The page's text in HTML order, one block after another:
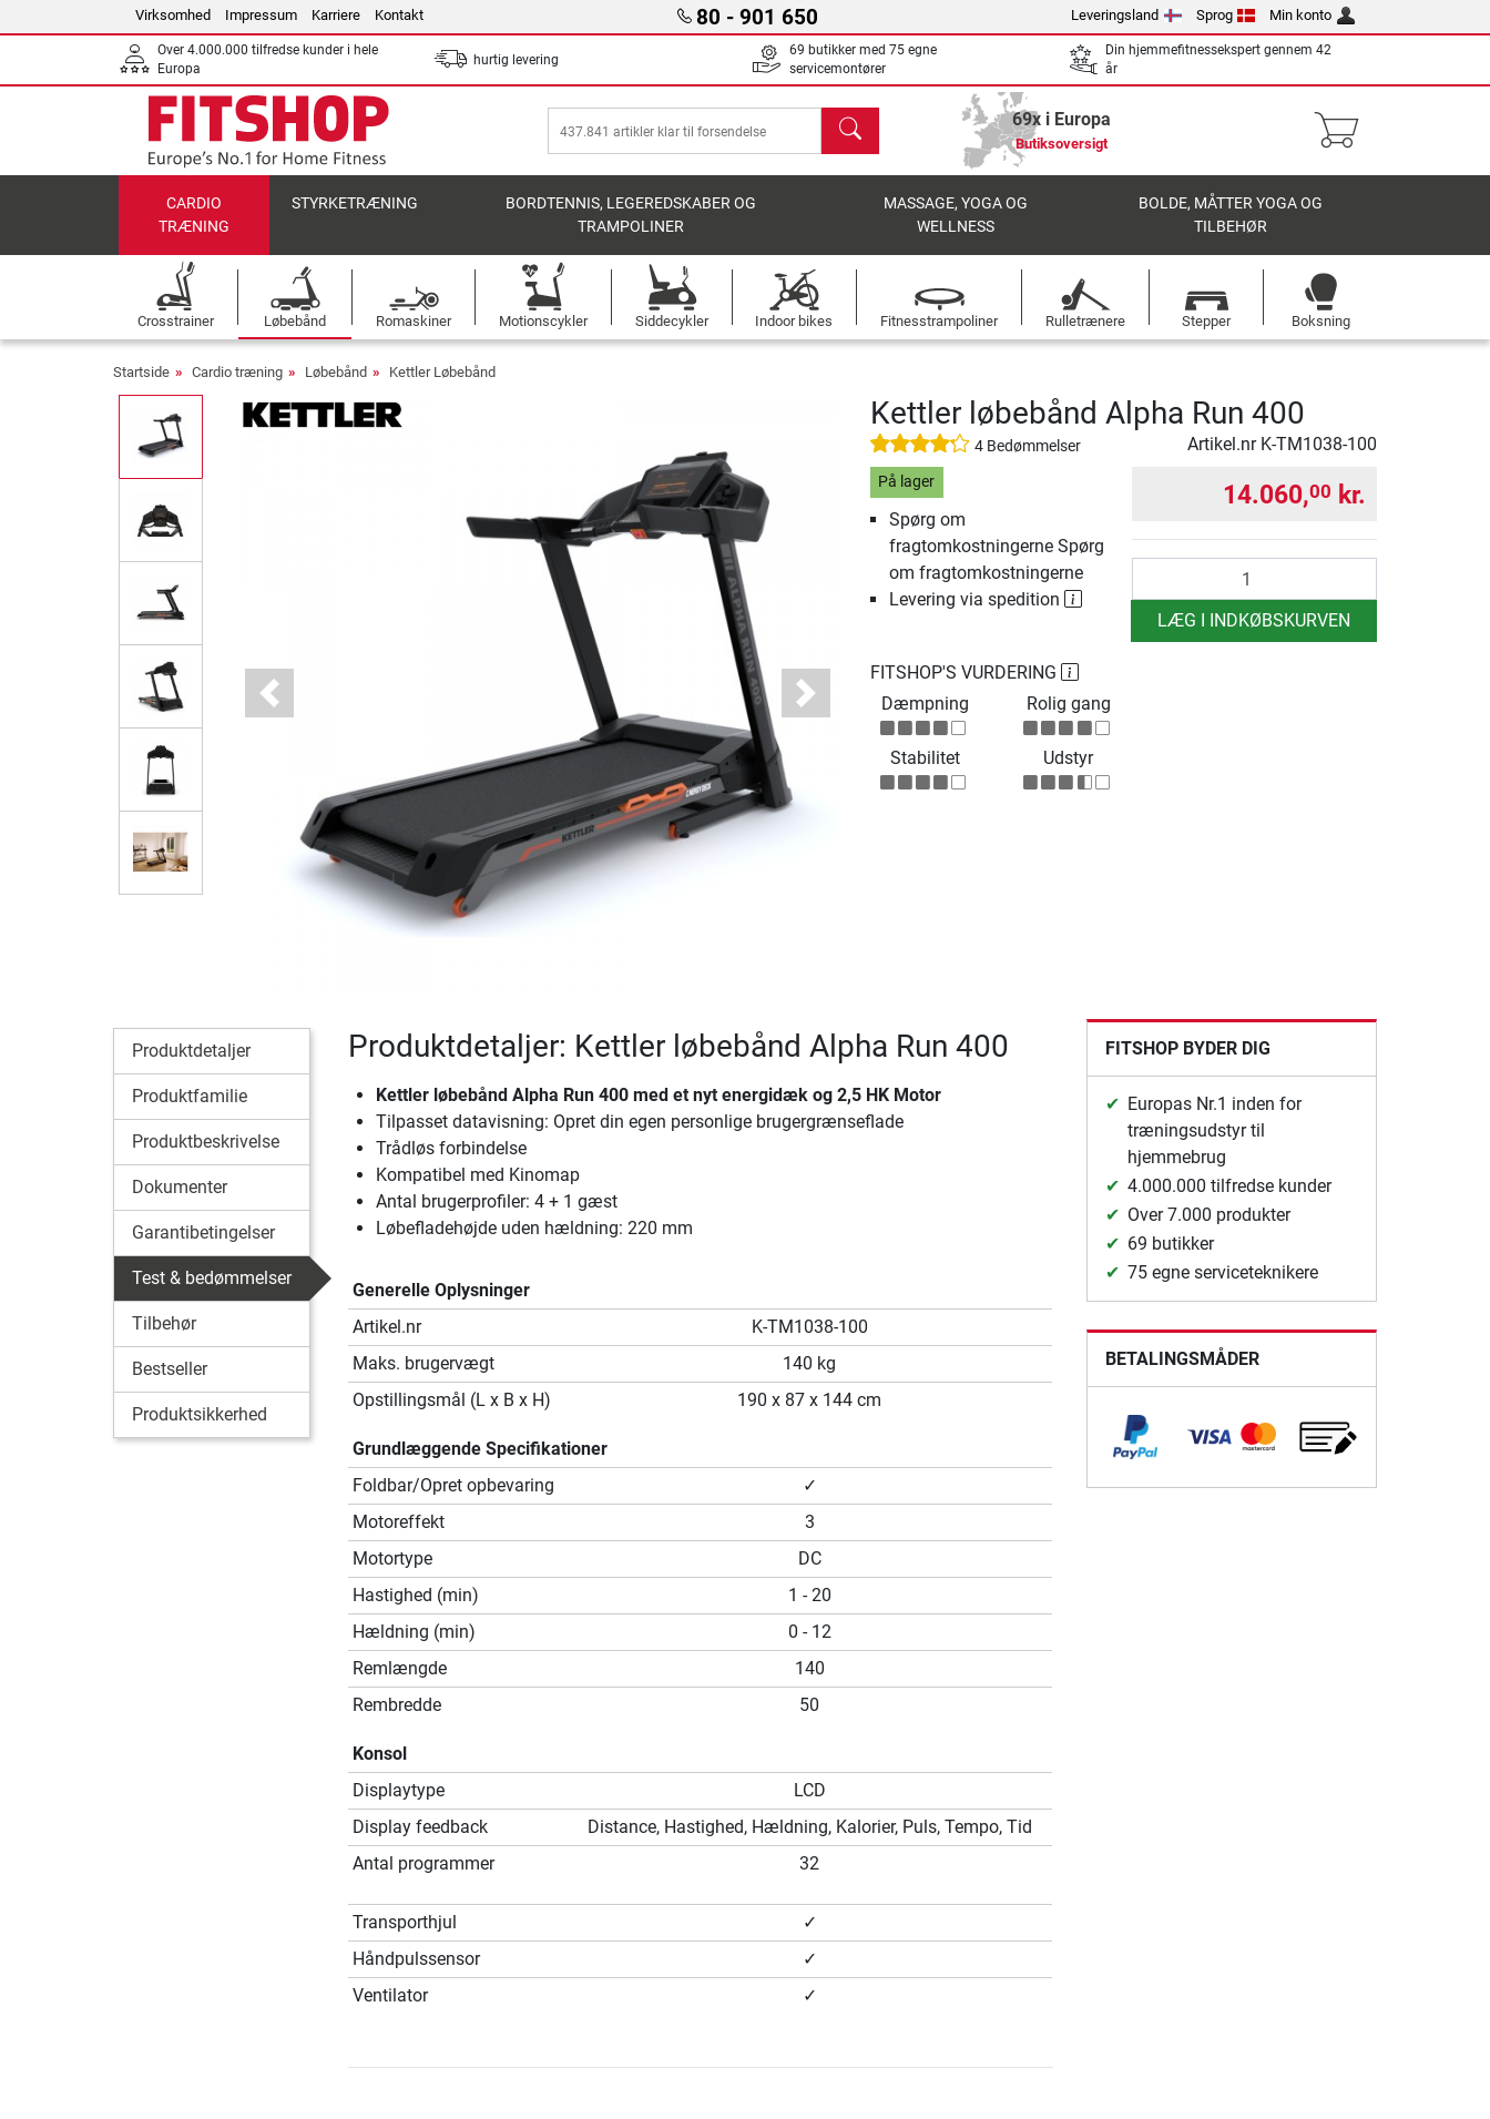
Virksomhed Impressum Karriere Kontakt 80 - 901 650 Leveringsland Sprog Min konto
Over 4.000.000 tilfredse kunder i hele
Europa
hurtig levering
69 butikker med 75 egne
servicemontører
Din hjemmefitnessekspert gennem 42
år
søg 69x i Europa
Butiksoversigt
CARDIO
TRÆNING
STYRKETRÆNING
BORDTENNIS, LEGEREDSKABER OG
TRAMPOLINER
MASSAGE, YOGA OG
WELLNESS
BOLDE, MÅTTER YOGA OG
TILBEHØR
Crosstrainer Løbebånd Romaskiner Motionscykler Siddecykler Indoor bikes Fitnesstrampoliner Rulletrænere Stepper Boksning
Startside Cardio træning Løbebånd Kettler Løbebånd
Previous Next
Kettler løbebånd Alpha Run 400
4 Bedømmelser Artikel.nr K-TM1038-100
På lager
Spørg om
fragtomkostningerne Spørg
om fragtomkostningerne
Levering via spedition
14.060,00 kr.
LÆG I INDKØBSKURVEN
FITSHOP'S VURDERING
Dæmpning
Rolig gang
Stabilitet Udstyr
Produktdetaljer
Produktfamilie
Produktbeskrivelse
Dokumenter
Garantibetingelser
Test & bedømmelser
Tilbehør
Bestseller
Produktsikkerhed
Produktdetaljer: Kettler løbebånd Alpha Run 400
Kettler løbebånd Alpha Run 400 med et nyt energidæk og 2,5 HK Motor
Tilpasset datavisning: Opret din egen personlige brugergrænseflade
Trådløs forbindelse
Kompatibel med Kinomap
Antal brugerprofiler: 4 + 1 gæst
Løbefladehøjde uden hældning: 220 mm
Generelle Oplysninger
Artikel.nr
K-TM1038-100
Maks. brugervægt
140 kg
Opstillingsmål (L x B x H)
190 x 87 x 144 cm
Grundlæggende Specifikationer
Foldbar/Opret opbevaring
✓
Motoreffekt
3
Motortype
DC
Hastighed (min)
1 - 20
Hældning (min)
0 - 12
Remlængde
140
Rembredde
50
Konsol
Displaytype
LCD
Display feedback
Distance, Hastighed, Hældning, Kalorier, Puls, Tempo, Tid
Antal programmer
32
Transporthjul
✓
Håndpulssensor
✓
Ventilator
✓
FITSHOP BYDER DIG
Europas Nr.1 inden for
træningsudstyr til
hjemmebrug
4.000.000 tilfredse kunder
Over 7.000 produkter
69 butikker
75 egne serviceteknikere
BETALINGSMÅDER